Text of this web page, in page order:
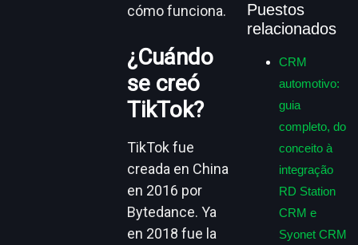
cómo funciona.
¿Cuándo
se creó
TikTok?
TikTok fue
creada en China
en 2016 por
Bytedance. Ya
en 2018 fue la
Puestos
relacionados
CRM
automotivo:
guia
completo, do
conceito à
integração
RD Station
CRM e
Syonet CRM